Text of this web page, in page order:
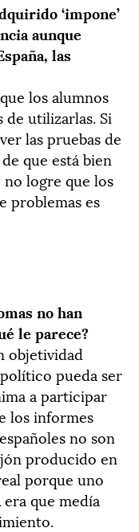
‘impone’
aunque
las
los alumnos
de utilizarlas. Si
las pruebas de
que está bien
logre que los
problemas es
no han
le parece?
objetividad
pueda ser
a participar
los informes
no son
producido en
porque uno
que medía